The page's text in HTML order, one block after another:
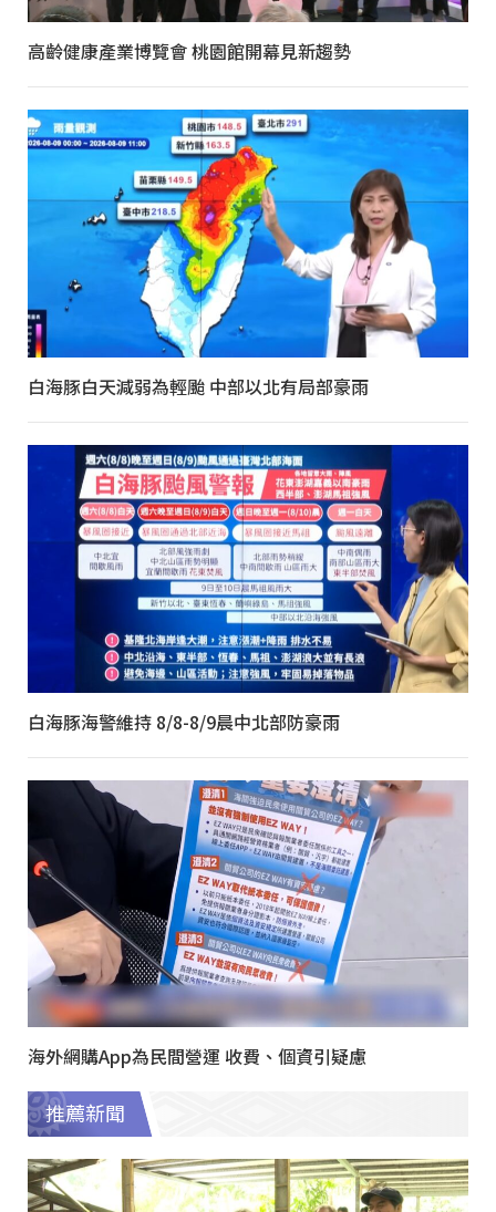
高齡健康產業博覽會 桃園館開幕見新趨勢
白海豚白天減弱為輕颱 中部以北有局部豪雨
白海豚海警維持 8/8-8/9晨中北部防豪雨
海外網購App為民間營運 收費、個資引疑慮
推薦新聞